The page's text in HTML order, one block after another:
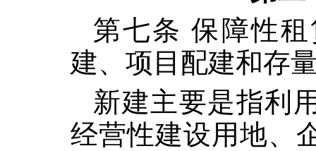
第七条 保障性
建、项目配建和存
新建主要是指利
经营性建设用地、